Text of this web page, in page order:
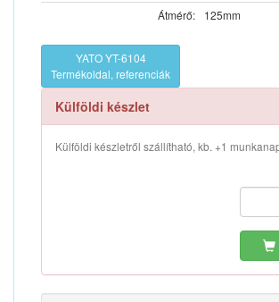
Átmérő: 125mm
YATO YT-6104
Termékoldal, referenciák
Külföldi készlet
Külföldi készletről szállítható, kb. +1